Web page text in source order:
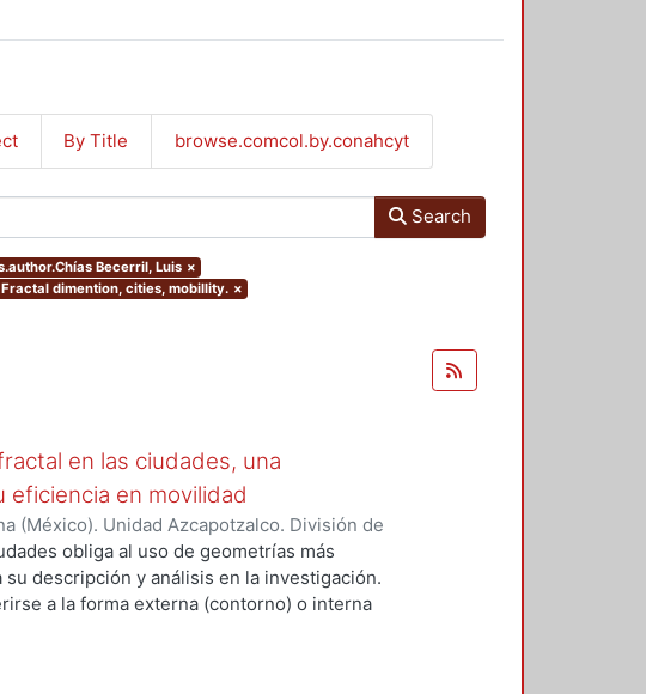
By Title browse.comcol.by.conahcyt
Search
Becerril, Luis ×
dimention, cities, mobillity. ×
en las ciudades, una
eficiencia en movilidad
(México). Unidad Azcapotzalco. División de
)Suárez Meaney, Tonatiuh;Rezendiz López,
Luis
obliga al uso de geometrías más
descripción y análisis en la investigación.
a la forma externa (contorno) o interna